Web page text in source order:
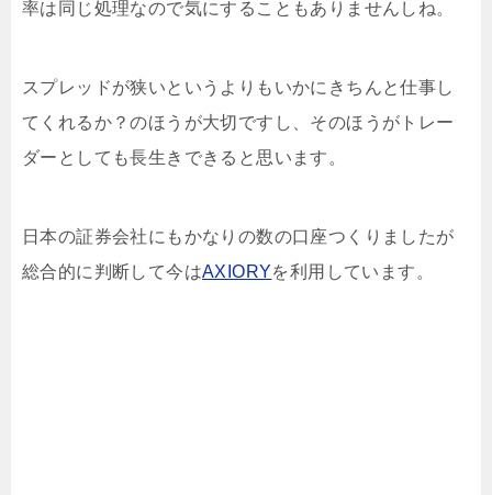
率は同じ処理なので気にすることもありませんしね。
スプレッドが狭いというよりもいかにきちんと仕事し
てくれるか？のほうが大切ですし、そのほうがトレー
ダーとしても長生きできると思います。
日本の証券会社にもかなりの数の口座つくりましたが
総合的に判断して今はAXIORYを利用しています。